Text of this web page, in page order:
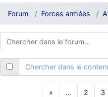
d9pouces : ouakamois > si tu
moi et quelques avions n'ont
ouakamois
quelques images du Pays
: Je me rattraperai à
Forum Forces armées
Chercher dans le
« … 2 3